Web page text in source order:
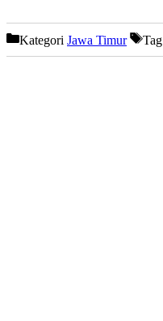
Kategori Jawa Timur Tag